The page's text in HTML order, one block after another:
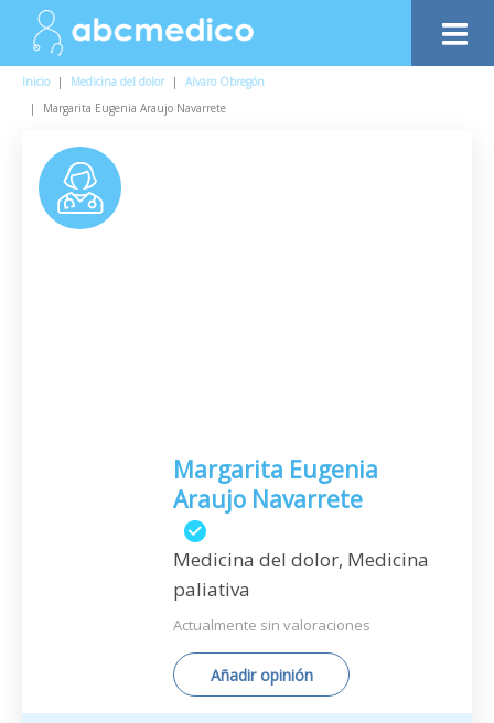
Inicio | Medicina del dolor |
Alvaro Obregón
|
Margarita Eugenia Araujo Navarrete
Margarita Eugenia
Araujo Navarrete
Medicina del dolor, Medicina
paliativa
Actualmente sin valoraciones
Añadir opinión